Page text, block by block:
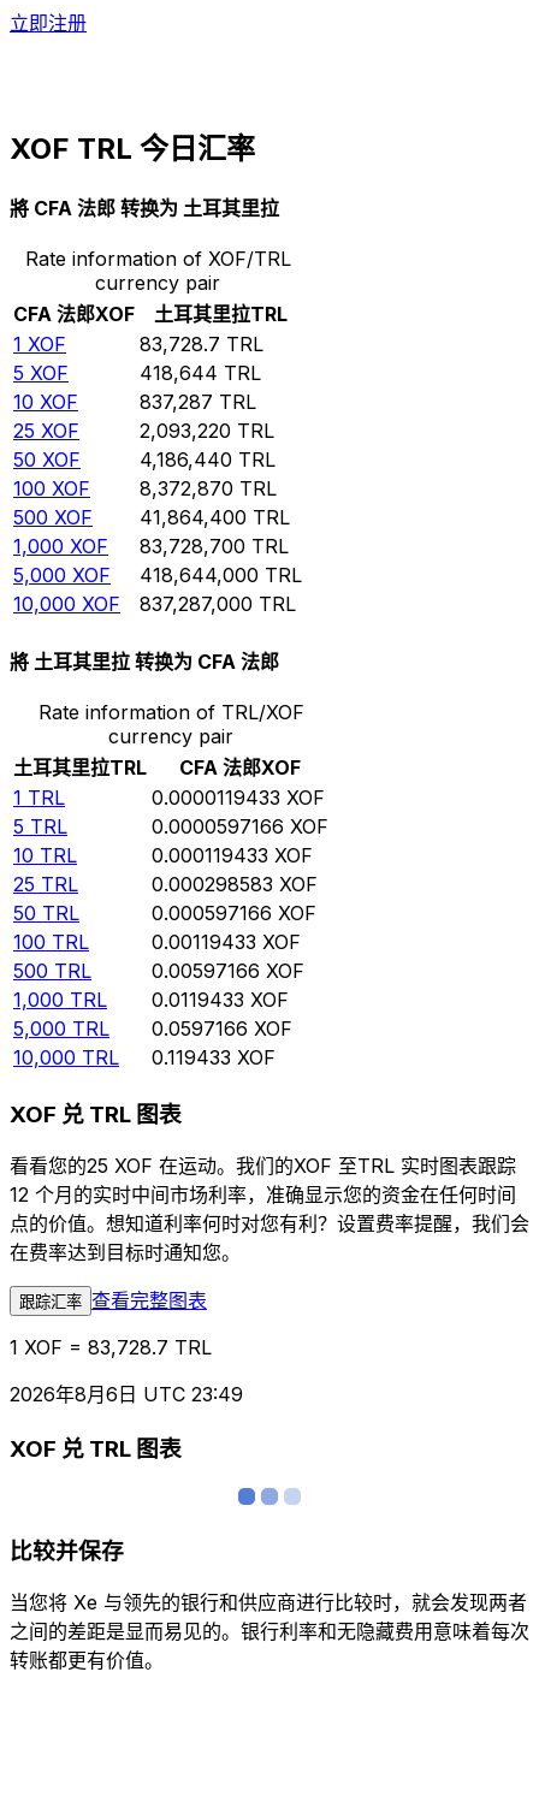
立即注册
XOF TRL 今日汇率
將 CFA 法郎 转换为 土耳其里拉
Rate information of XOF/TRL
currency pair
CFA 法郎XOF 土耳其里拉TRL
1 XOF 83,728.7 TRL
5 XOF 418,644 TRL
10 XOF 837,287 TRL
25 XOF 2,093,220 TRL
50 XOF 4,186,440 TRL
100 XOF 8,372,870 TRL
500 XOF 41,864,400 TRL
1,000 XOF 83,728,700 TRL
5,000 XOF 418,644,000 TRL
10,000 XOF 837,287,000 TRL
將 土耳其里拉 转换为 CFA 法郎
Rate information of TRL/XOF
currency pair
土耳其里拉TRL CFA 法郎XOF
1 TRL 0.0000119433 XOF
5 TRL 0.0000597166 XOF
10 TRL 0.000119433 XOF
25 TRL 0.000298583 XOF
50 TRL 0.000597166 XOF
100 TRL 0.00119433 XOF
500 TRL 0.00597166 XOF
1,000 TRL 0.0119433 XOF
5,000 TRL 0.0597166 XOF
10,000 TRL 0.119433 XOF
XOF 兑 TRL 图表
看看您的25 XOF 在运动。我们的XOF 至TRL 实时图表跟踪
12 个月的实时中间市场利率，准确显示您的资金在任何时间
点的价值。想知道利率何时对您有利？设置费率提醒，我们会
在费率达到目标时通知您。
跟踪汇率 查看完整图表
1 XOF = 83,728.7 TRL
2026年8月6日 UTC 23:49
XOF 兑 TRL 图表
比较并保存
当您将 Xe 与领先的银行和供应商进行比较时，就会发现两者
之间的差距是显而易见的。银行利率和无隐藏费用意味着每次
转账都更有价值。